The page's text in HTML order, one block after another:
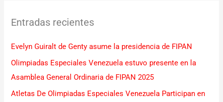
a
p
o
r
:
Entradas recientes
Evelyn Guiralt de Genty asume la presidencia de FIPAN
Olimpiadas Especiales Venezuela estuvo presente en la
Asamblea General Ordinaria de FIPAN 2025
Atletas De Olimpiadas Especiales Venezuela Participan en